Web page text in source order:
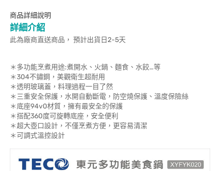
商品詳細說明
詳細介紹
此為廠商直送商品， 預計出貨日2-5天
＊多功能烹煮用途:煮開水、火鍋、麵食、水餃…等
＊304不鏽鋼，美觀衛生超耐用
＊透明玻璃蓋，料理過程一目了然
＊三重安全保護，水開自動斷電，防空燒保護、溫度保險絲
＊底座94v0材質，擁有最安全的保護
＊搭配360度可旋轉底座，安全便利
＊超大壺口設計，不僅烹煮方便，更容易清潔
＊可調式溫控設計